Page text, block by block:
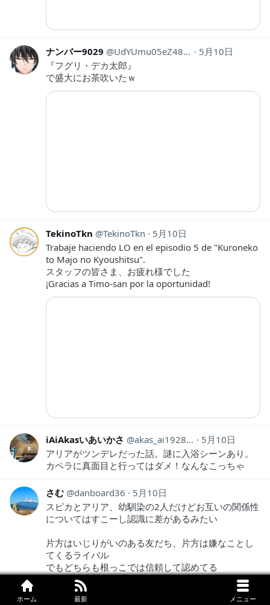
ホーム 最新 メニュー
ナンバー9029 UdYUmu05eZ48830
5月10日
『フグリ・デカ太郎』
で盛大にお茶吹いたｗ
TekinoTkn TekinoTkn
5月10日
Trabaje haciendo LO en el episodio 5 de "Kuroneko
to Majo no Kyoushitsu".
スタッフの皆さま、お疲れ様でした
¡Gracias a Timo-san por la oportunidad!
iAiAkasいあいかさ akas_ai19281118
5月10日
アリアがツンデレだった話。謎に入浴シーンあり。
カペラに真面目と行ってはダメ！なんなこっちゃ
さむ danboard36
5月10日
スピカとアリア、幼馴染の2人だけどお互いの関係性
についてはすこーし認識に差があるみたい
片方はいじりがいのある友だち、片方は嫌なことし
てくるライバル
でもどちらも根っこでは信頼して認めてる
こういう少し捻くれた関係だけどお互い切磋琢磨で